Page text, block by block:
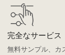
完全なサービス
無料サンプル、カ